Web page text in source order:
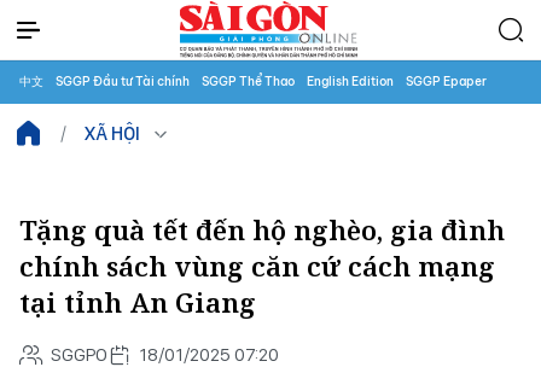
中文 SGGP Đầu tư Tài chính SGGP Thể Thao English Edition SGGP Epaper
XÃ HỘI
Tặng quà tết đến hộ nghèo, gia đình
chính sách vùng căn cứ cách mạng
tại tỉnh An Giang
SGGPO 18/01/2025 07:20